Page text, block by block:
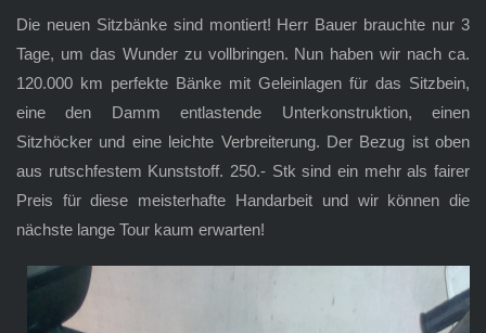
Die neuen Sitzbänke sind montiert! Herr Bauer brauchte nur 3
Tage, um das Wunder zu vollbringen. Nun haben wir nach ca.
120.000 km perfekte Bänke mit Geleinlagen für das Sitzbein,
eine den Damm entlastende Unterkonstruktion, einen
Sitzhöcker und eine leichte Verbreiterung. Der Bezug ist oben
aus rutschfestem Kunststoff. 250.- Stk sind ein mehr als fairer
Preis für diese meisterhafte Handarbeit und wir können die
nächste lange Tour kaum erwarten!